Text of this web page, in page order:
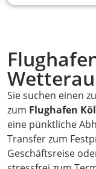
Wetterau
Sie suchen einen
zum Flughafen
eine pünktliche
Transfer zum
Geschäftsreise